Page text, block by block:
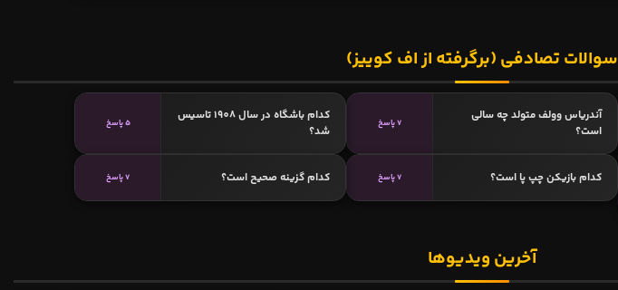
سوالات تصادفی (برگرفته از اف کوییز)
آندرياس وولف متولد چه سالی
است؟
7 پاسخ
کدام باشگاه در سال 1908 تاسیس
شد؟
5 پاسخ
کدام بازیکن چپ پا است؟ 7 پاسخ کدام گزینه صحیح است؟ 7 پاسخ
آخرین ویدیوها